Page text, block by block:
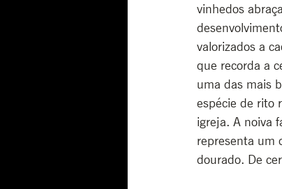
vinhedos
valorizados a
que recorda a
uma das mais
espécie de rito
igreja. A noiva
representa um
dourado. De